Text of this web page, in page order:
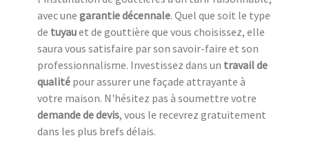
avec une garantie décennale. Quel que soit le type
de tuyauet de gouttière que vous choisissez, elle
saura vous satisfaire par son savoir-faire et son
professionnalisme. Investissez dans un travail de
qualité pour assurer une façade attrayante à
votre maison. N'hésitez pas à soumettre votre
demande de devis, vous le recevrez gratuitement
dans les plus brefs délais.